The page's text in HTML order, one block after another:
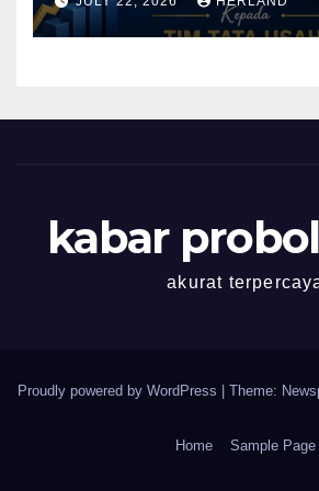
Membanggakan!
kabar
akurat
Proudly powered by WordPress | Theme:
Home Sample Page